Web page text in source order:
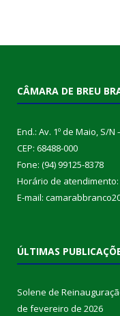
CÂMARA DE BREU
End.: Av. 1º de Maio, S/N
CEP: 68488-000
Fone: (94) 99125-8378
Horário de atendimento:
E-mail:
ÚLTIMAS
Solene de
de fevereiro de 2026